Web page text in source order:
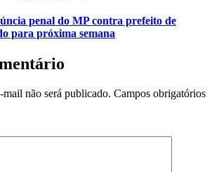
penal do MP contra prefeito de
para próxima semana
mail não será publicado. Campos obrigatórios